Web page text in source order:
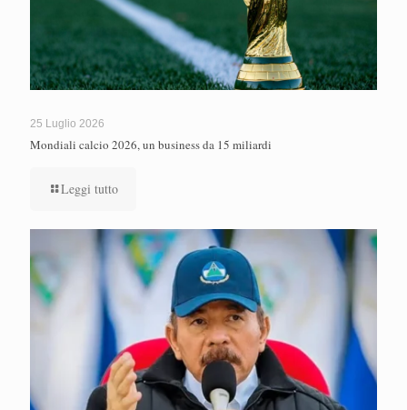
25 Luglio 2026
Mondiali calcio 2026, un business da 15 miliardi
Leggi tutto